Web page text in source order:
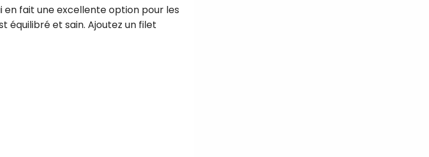
en fait une excellente option pour les
équilibré et sain. Ajoutez un filet